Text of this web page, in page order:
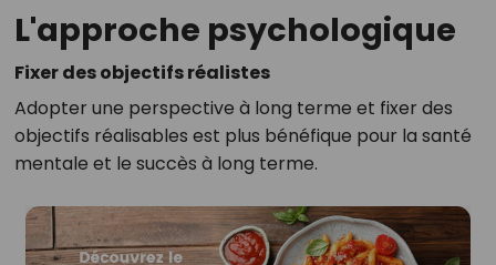
L'approche psychologique
Fixer des objectifs réalistes
Adopter une perspective à long terme et fixer des
objectifs réalisables est plus bénéfique pour la santé
mentale et le succès à long terme.